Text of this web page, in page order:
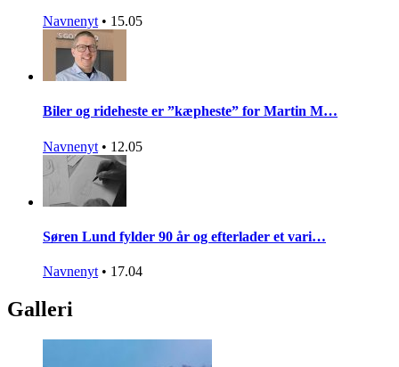
Navnenyt • 15.05
Biler og rideheste er ”kæpheste” for Martin M…
Navnenyt • 12.05
Søren Lund fylder 90 år og efterlader et vari…
Navnenyt • 17.04
Galleri